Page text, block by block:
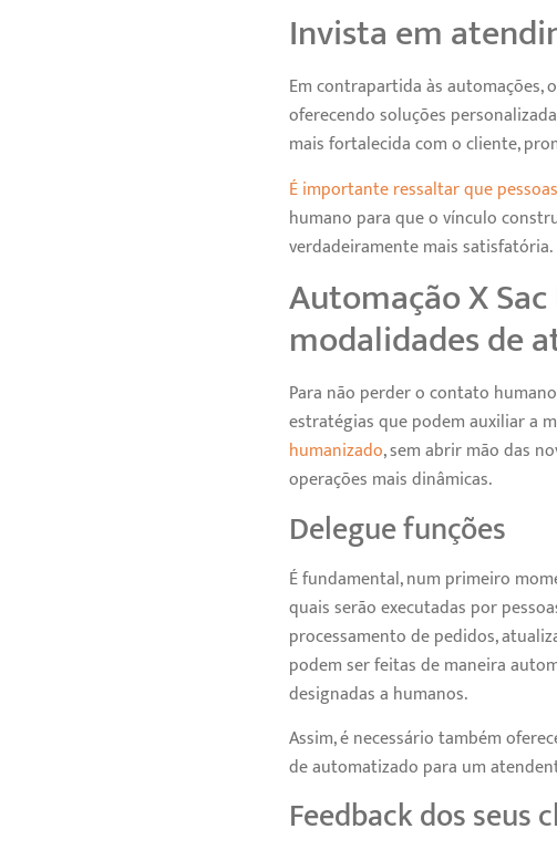
Invista em
Em contrapartida às
oferecendo soluções
mais fortalecida com o cliente,
É importante ressaltar que
humano para que o vínculo
verdadeiramente mais satisfatória.
Automação X
modalidades de
Para não perder o contato
estratégias que podem auxiliar a
humanizado, sem abrir mão das
operações mais dinâmicas.
Delegue funções
É fundamental, num primeiro
quais serão executadas por
processamento de pedidos,
podem ser feitas de maneira
designadas a humanos.
Assim, é necessário também
de automatizado para um
Feedback dos seus